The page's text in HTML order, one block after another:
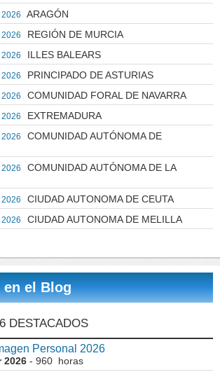
ARAGÓN
REGIÓN DE MURCIA
ILLES BALEARS
PRINCIPADO DE ASTURIAS
COMUNIDAD FORAL DE NAVARRA
EXTREMADURA
COMUNIDAD AUTÓNOMA DE
COMUNIDAD AUTÓNOMA DE LA
CIUDAD AUTONOMA DE CEUTA
CIUDAD AUTONOMA DE MELILLA
en el Blog
DESTACADOS
Personal 2026
2026 - 960 horas